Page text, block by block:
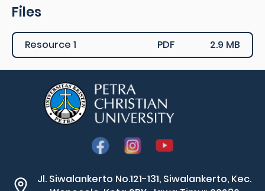
Files
Resource 1 PDF 2.9 MB
Jl. Siwalankerto No.121-131, Siwalankerto, Kec.